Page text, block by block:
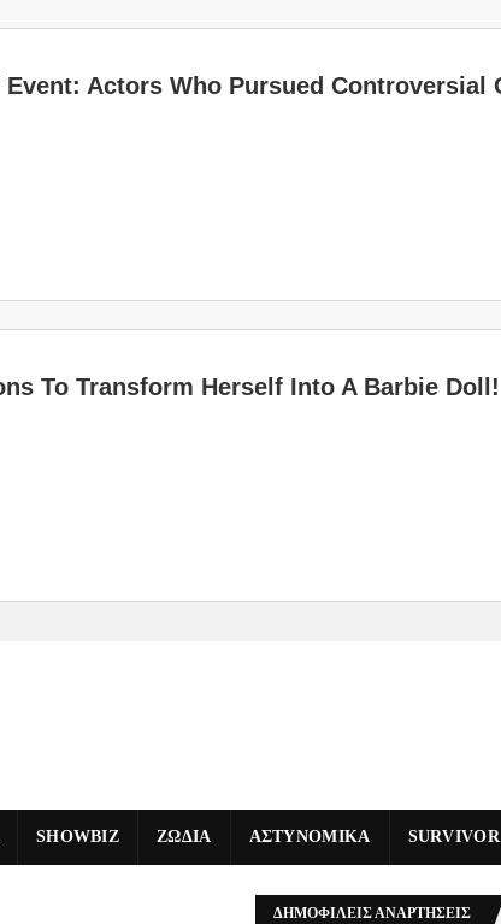
SHOWBIZ ΖΩΔΙΑ ΑΣΤΥΝΟΜΙΚΑ SURVIVOR
ΔΗΜΟΦΙΛΕΙΣ ΑΝΑΡΤΗΣΕΙΣ